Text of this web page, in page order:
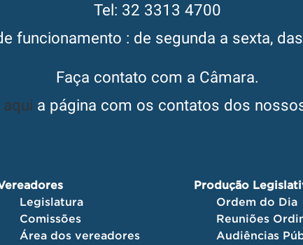
Tel: 32 3313 4700
funcionamento : de segunda a sexta,
Faça contato com a Câmara.
aqui a página com os contatos dos
Legislatura
Comissões
Área dos vereadores
Produção
Ordem do Dia
Reuniões
Audiências